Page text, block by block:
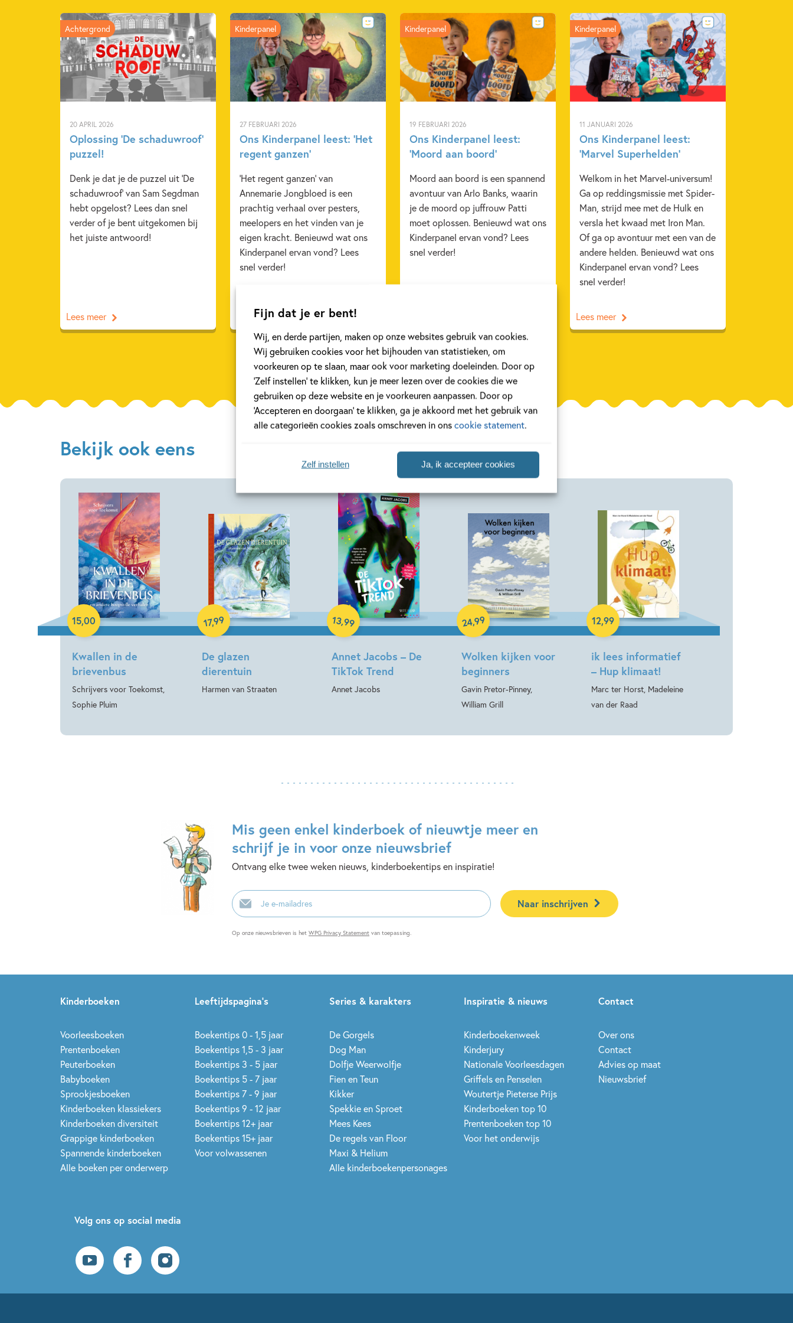
Fijn dat je er bent!
Wij, en derde partijen, maken op onze websites gebruik van cookies.
Wij gebruiken cookies voor het bijhouden van statistieken, om
voorkeuren op te slaan, maar ook voor marketing doeleinden. Door op
‘Zelf instellen’ te klikken, kun je meer lezen over de cookies die we
gebruiken op deze website en je voorkeuren aanpassen. Door op
‘Accepteren en doorgaan’ te klikken, ga je akkoord met het gebruik van
alle categorieën cookies zoals omschreven in onscookie statement.
Ja, ik accepteer cookies
Zelf instellen
Aantal pagina's:
80
Uitgever:
Rubinstein Publishing BV
Verschijningsdatum: 02-09-2022
Kenmerken van dit boek
12+ jaar 7 – 9 jaar 9 – 12 jaar
Milieu & klimaat
Yannick van de Velde
Bart van den Donker Gozde Eyce
20 APRIL 2026
Oplossing ‘De schaduwroof’
puzzel!
Denk je dat je de puzzel uit 'De
schaduwroof' van Sam Segdman
hebt opgelost? Lees dan snel
verder of je bent uitgekomen bij
het juiste antwoord!
Achtergrond
Lees meer
27 FEBRUARI 2026
Ons Kinderpanel leest: ‘Het
regent ganzen’
'Het regent ganzen' van
Annemarie Jongbloed is een
prachtig verhaal over pesters,
meelopers en het vinden van je
eigen kracht. Benieuwd wat ons
Kinderpanel ervan vond? Lees
snel verder!
Kinderpanel
Lees meer
19 FEBRUARI 2026
Ons Kinderpanel leest:
‘Moord aan boord’
Moord aan boord is een spannend
avontuur van Arlo Banks, waarin
je de moord op juffrouw Patti
moet oplossen. Benieuwd wat ons
Kinderpanel ervan vond? Lees
snel verder!
Kinderpanel
11 JANUARI 2026
Ons Kinderpanel leest:
‘Marvel Superhelden’
Welkom in het Marvel-universum!
Ga op reddingsmissie met Spider-
Man, strijd mee met de Hulk en
versla het kwaad met Iron Man.
Of ga op avontuur met een van de
andere helden. Benieuwd wat ons
Kinderpanel ervan vond? Lees
snel verder!
Kinderpanel
Lees meer
Bekijk alle artikelen
Bekijk ook eens
Kwallen in de
brievenbus
Schrijvers voor Toekomst,
Sophie Pluim
15,00
Hardcover
De glazen
dierentuin
Harmen van Straaten
17,99
Hardcover
Annet Jacobs – De
TikTok Trend
Annet Jacobs
13,99
Hardcover
Wolken kijken voor
beginners
Gavin Pretor-Pinney,
William Grill
24,99
Hardcover
ik lees informatief
– Hup klimaat!
Marc ter Horst, Madeleine
van der Raad
12,99
Hardcover
Mis geen enkel kinderboek of nieuwtje meer en
schrijf je in voor onze nieuwsbrief
Ontvang elke twee weken nieuws, kinderboekentips en inspiratie!
E-
mailadres
Naar inschrijven
Op onze nieuwsbrieven is het WPG Privacy Statement van toepassing.
Kinderboeken
Voorleesboeken
Prentenboeken
Peuterboeken
Babyboeken
Sprookjesboeken
Kinderboeken klassiekers
Kinderboeken diversiteit
Grappige kinderboeken
Spannende kinderboeken
Alle boeken per onderwerp
Leeftijdspagina’s
Boekentips 0 - 1,5 jaar
Boekentips 1,5 - 3 jaar
Boekentips 3 - 5 jaar
Boekentips 5 - 7 jaar
Boekentips 7 - 9 jaar
Boekentips 9 - 12 jaar
Boekentips 12+ jaar
Boekentips 15+ jaar
Voor volwassenen
Series & karakters
De Gorgels
Dog Man
Dolfje Weerwolfje
Fien en Teun
Kikker
Spekkie en Sproet
Mees Kees
De regels van Floor
Maxi & Helium
Alle kinderboekenpersonages
Inspiratie & nieuws
Kinderboekenweek
Kinderjury
Nationale Voorleesdagen
Griffels en Penselen
Woutertje Pieterse Prijs
Kinderboeken top 10
Prentenboeken top 10
Voor het onderwijs
Contact
Over ons
Contact
Advies op maat
Nieuwsbrief
Volg ons op social media